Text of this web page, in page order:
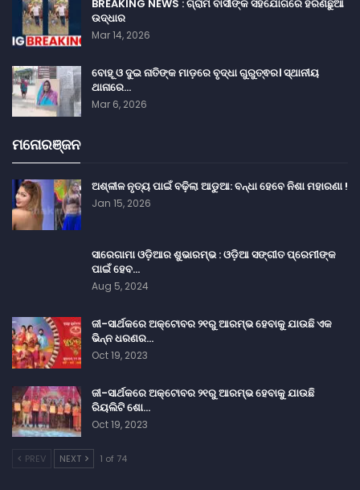
BREAKING NEWS : ଗ୍ରାମ ବାସୀଙ୍କ ସହଯୋଗରେ ହରିଣଛୁଆ
ଉଦ୍ଧାର
Mar 14, 2026
ବୋହୂ ଓ ଦୁଇ ନାତିଙ୍କ ମାଡ଼ରେ ବୃଦ୍ଧା ଗୁରୁତ୍ଵର। ସ୍ଥାନୀୟ
ଥାନାରେ…
Mar 6, 2026
ମନୋରଞ୍ଜନ
ଅଶ୍ଳୀଳ ନୃତ୍ୟ ପାଇଁ ବଢ଼ିଲା ଆଡୁଆ: ବନ୍ଧା ହେବେ ନିଶା ମହାରଣା !
Jan 15, 2026
ସାରେଗାମା ଓଡ଼ିଆର ଶୁଭାରମ୍ଭ : ଓଡ଼ିଆ ସଙ୍ଗୀତ ପ୍ରେମୀଙ୍କ
ପାଇଁ ହେବ…
Aug 5, 2024
ଜୀ-ସାର୍ଥକରେ ଅକ୍ଟୋବର ୨୧ରୁ ଆରମ୍ଭ ହେବାକୁ ଯାଉଛି ଏକ
ଭିନ୍ନ ଧରଣର…
Oct 19, 2023
ଜୀ-ସାର୍ଥକରେ ଅକ୍ଟୋବର ୨୧ରୁ ଆରମ୍ଭ ହେବାକୁ ଯାଉଛି
ରିୟଲିଟି ଶୋ…
Oct 19, 2023
PREV NEXT 1 of 74